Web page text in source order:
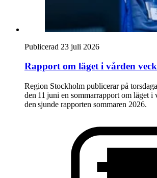
Publicerad 23 juli 2026
Rapport om läget i vården
Region Stockholm publicerar på
den 11 juni en sommarrapport om läget i
den sjunde rapporten sommaren 2026.